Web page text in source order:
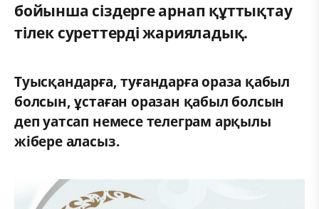
бойынша сіздерге арнап құттықтау
тілек суреттерді жарияладық.
Туысқандарға, туғандарға ораза қабыл
болсын, ұстаған оразан қабыл болсын
деп уатсап немесе телеграм арқылы
жібере аласыз.